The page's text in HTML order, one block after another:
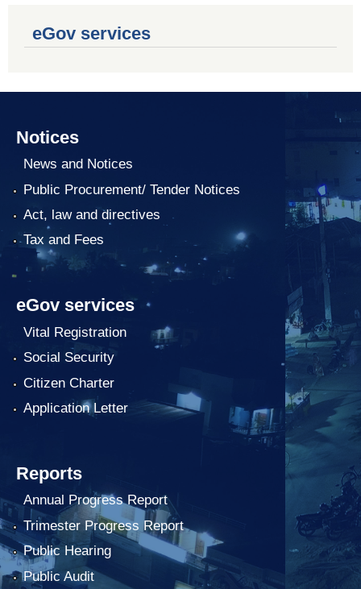
eGov services
Notices
News and Notices
Public Procurement/ Tender Notices
Act, law and directives
Tax and Fees
eGov services
Vital Registration
Social Security
Citizen Charter
Application Letter
Reports
Annual Progress Report
Trimester Progress Report
Public Hearing
Public Audit